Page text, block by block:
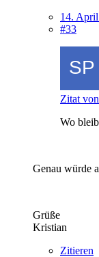
14.
#33
Zitat
Wo
Genau würde
Grüße
Kristian
Zitieren